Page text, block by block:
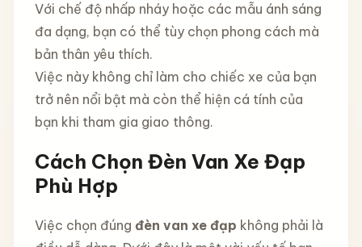
Với chế độ nhấp nháy hoặc các mẫu ánh sáng
đa dạng, bạn có thể tùy chọn phong cách mà
bản thân yêu thích.
Việc này không chỉ làm cho chiếc xe của bạn
trở nên nổi bật mà còn thể hiện cá tính của
bạn khi tham gia giao thông.
Cách Chọn Đèn Van Xe Đạp
Phù Hợp
Việc chọn đúng đèn van xe đạp không phải là